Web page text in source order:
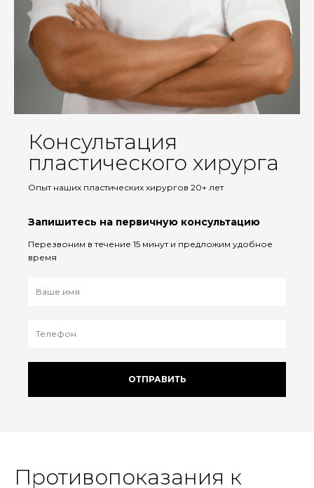
Консультация
пластического хирурга
Опыт наших пластических хирургов 20+ лет
Запишитесь на первичную консультацию
Перезвоним в течение 15 минут и предложим удобное
время
ОТПРАВИТЬ
Противопоказания к